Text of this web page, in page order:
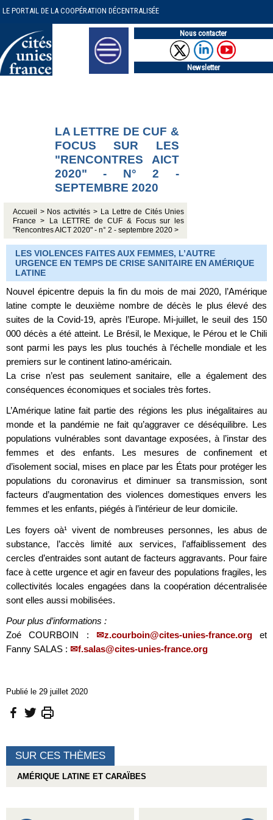
LE PORTAIL DE LA COOPÉRATION DÉCENTRALISÉE
Nous contacter
Newsletter
LA LETTRE DE CUF &
FOCUS SUR LES
"RENCONTRES AICT
2020" - N° 2 -
SEPTEMBRE 2020
Accueil > Nos activités >
La Lettre de Cités Unies
France >
La LETTRE de CUF & Focus sur les
"Rencontres AICT 2020" - n° 2 - septembre 2020 >
LES VIOLENCES FAITES AUX FEMMES, L’AUTRE
URGENCE EN TEMPS DE CRISE SANITAIRE EN AMÉRIQUE
LATINE
Nouvel épicentre depuis la fin du mois de mai 2020, l’Amérique
latine compte le deuxième nombre de décès le plus élevé des
suites de la Covid-19, après l’Europe. Mi-juillet, le seuil des 150
000 décès a été atteint. Le Brésil, le Mexique, le Pérou et le Chili
sont parmi les pays les plus touchés à l’échelle mondiale et les
premiers sur le continent latino-américain.
La crise n’est pas seulement sanitaire, elle a également des
conséquences économiques et sociales très fortes.
L’Amérique latine fait partie des régions les plus inégalitaires au
monde et la pandémie ne fait qu’aggraver ce déséquilibre. Les
populations vulnérables sont davantage exposées, à l’instar des
femmes et des enfants. Les mesures de confinement et
d’isolement social, mises en place par les États pour protéger les
populations du coronavirus et diminuer sa transmission, sont
facteurs d’augmentation des violences domestiques envers les
femmes et les enfants, piégés à l’intérieur de leur domicile.
Les foyers oà¹ vivent de nombreuses personnes, les abus de
substance, l’accès limité aux services, l’affaiblissement des
cercles d’entraides sont autant de facteurs aggravants. Pour faire
face à cette urgence et agir en faveur des populations fragiles, les
collectivités locales engagées dans la coopération décentralisée
sont elles aussi mobilisées.
Pour plus d’informations :
Zoé COURBOIN :
z.courboin@cites-unies-france.orget
Fanny SALAS :
f.salas@cites-unies-france.org
Publié le 29 juillet 2020
SUR CES THÈMES
AMÉRIQUE LATINE ET CARAÏBES